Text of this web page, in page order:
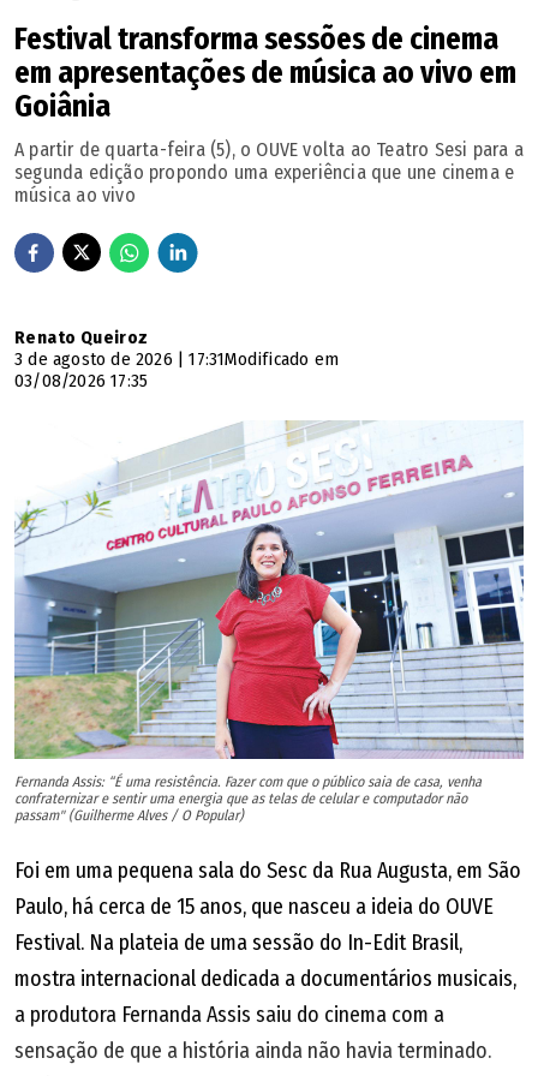
9h - Sessão infantil para escolas
10h - Estudo de caso: processo criativo do Mundo Bita
14h - Sessão infantil para as escolas
18h30 - Mostra Longa Convidado: Sonhos de Clarice
20h - Mostra competitiva internacional
Sexta-feira (22)
9h - Sessão infantil para escolas
14h - Sessão infantil para as escolas
14h - Encontro Mundial de Animação: As Narrativas que
18h30 - Mostra competitiva nacional
20h - Mostra competitiva internacional
Sábado (23)
9h - Sessão infantil aberta ao público
10h - Encontro de animação goiana
14h - Mostra Africana: Festival Animage
15h - Mostra Gondwana
15h30 - Bate-papo: Intercâmbios Intercontinentais entre
Animação Africana, Afro Diaspórica e Originária
16h30 - Mostra Panorama de Animação Goiana
18h30 - Longa Convidado: Placa Mãe, de Igor Bastos
do hospital de projetos animados
Domingo (24)
14h - Sessão Infantil aberta ao público
15h - Encerramento do festival com apresentação musical
de Renan Inquérito - Parada Poética
Festival transforma sessões de cinema
em apresentações de música ao vivo em
Goiânia
A partir de quarta-feira (5), o OUVE volta ao Teatro Sesi para a
segunda edição propondo uma experiência que une cinema e
música ao vivo
Renato Queiroz
3 de agosto de 2026 | 17:31Modificado em
03/08/2026 17:35
Fernanda Assis: “É uma resistência. Fazer com que o público saia de casa, venha
confraternizar e sentir uma energia que as telas de celular e computador não
passam" (Guilherme Alves / O Popular)
Foi em uma pequena sala do Sesc da Rua Augusta, em São
Paulo, há cerca de 15 anos, que nasceu a ideia do OUVE
Festival. Na plateia de uma sessão do In-Edit Brasil,
mostra internacional dedicada a documentários musicais,
a produtora Fernanda Assis saiu do cinema com a
sensação de que a história ainda não havia terminado.